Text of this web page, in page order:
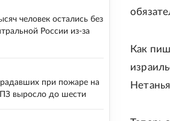
Как
человек остались без
России из-за
при пожаре на
выросло до шести